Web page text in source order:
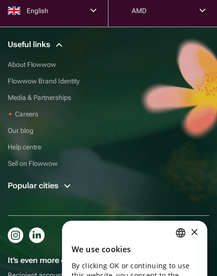
English AMD
Useful links
About Flowwow
Flowwow Brand Identity
Media & Partnerships
Careers
Our blog
Help centre
Sell on Flowwow
Popular cities
It's even more convenient in the app!
ENGLISH
×
We use cookies
By clicking OK or continuing to use